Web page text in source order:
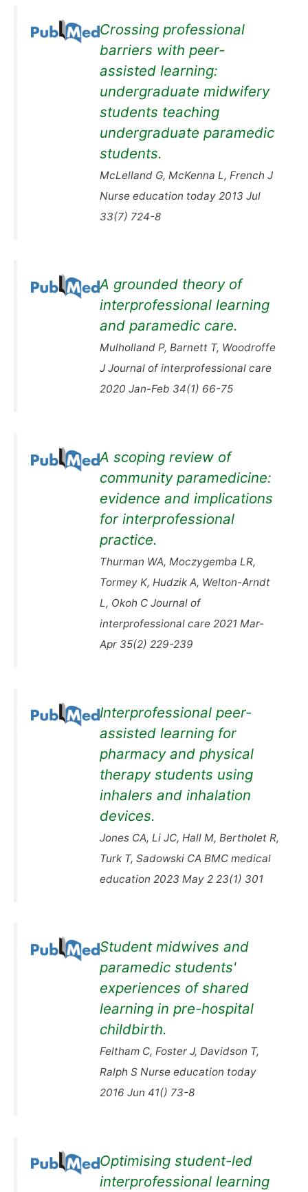
Crossing professional
barriers with peer-
assisted learning:
undergraduate midwifery
students teaching
undergraduate paramedic
students.
McLelland G, McKenna L, French J
Nurse education today 2013 Jul
33(7) 724-8
A grounded theory of
interprofessional learning
and paramedic care.
Mulholland P, Barnett T, Woodroffe
J Journal of interprofessional care
2020 Jan-Feb 34(1) 66-75
A scoping review of
community paramedicine:
evidence and implications
for interprofessional
practice.
Thurman WA, Moczygemba LR,
Tormey K, Hudzik A, Welton-Arndt
L, Okoh C Journal of
interprofessional care 2021 Mar-
Apr 35(2) 229-239
Interprofessional peer-
assisted learning for
pharmacy and physical
therapy students using
inhalers and inhalation
devices.
Jones CA, Li JC, Hall M, Bertholet R,
Turk T, Sadowski CA BMC medical
education 2023 May 2 23(1) 301
Student midwives and
paramedic students'
experiences of shared
learning in pre-hospital
childbirth.
Feltham C, Foster J, Davidson T,
Ralph S Nurse education today
2016 Jun 41() 73-8
Optimising student-led
interprofessional learning